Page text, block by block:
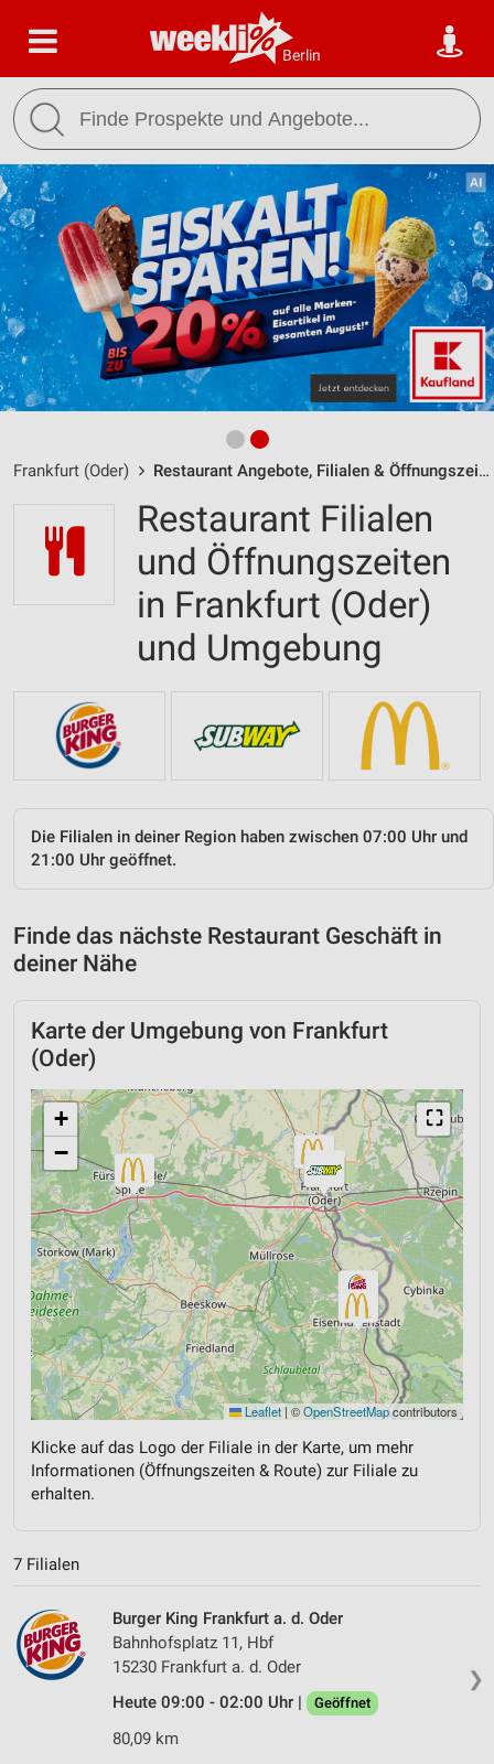
Berlin
Frankfurt (Oder) Restaurant Angebote, Filialen & Öffnungszeiten
Restaurant Filialen
und Öffnungszeiten
in Frankfurt (Oder)
und Umgebung
Die Filialen in deiner Region haben zwischen 07:00 Uhr und
21:00 Uhr geöffnet.
Finde das nächste Restaurant Geschäft in
deiner Nähe
Karte der Umgebung von Frankfurt
(Oder)
⛶
+
−
Leaflet | ©OpenStreetMapcontributors
Klicke auf das Logo der Filiale in der Karte, um mehr
Informationen (Öffnungszeiten & Route) zur Filiale zu
erhalten.
7 Filialen
❯
Burger King Frankfurt a. d. Oder
Bahnhofsplatz 11, Hbf
15230 Frankfurt a. d. Oder
Heute 09:00 - 02:00 Uhr |
Geöffnet
80,09 km